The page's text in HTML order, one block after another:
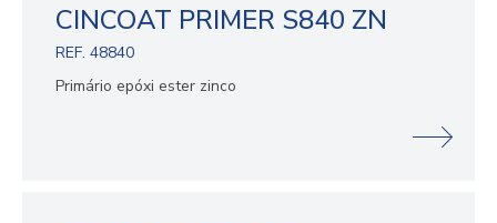
CINCOAT PRIMER S840 ZN
REF. 48840
Primário epóxi ester zinco